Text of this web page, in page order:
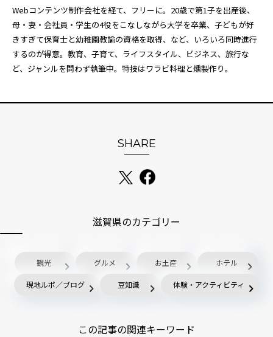
Webコンテンツ制作会社を経て、フリーに。20歳で第1子を出産後、
母・妻・会社員・学生の4役をこなしながら大学を卒業、子どもが好
きすぎて保育士と幼稚園教諭の資格を取得、など、いろいろ同時進行
するのが得意。教育、子育て、ライフスタイル、ビジネス、旅行な
ど、ジャンルを問わず執筆中。特技はワラビ料理と燻製作り。
SHARE
滋賀県のカテゴリー
観光 グルメ お土産 ホテル
現地ルポ／ブログ 豆知識 体験・アクティビティ
この記事の関連キーワード